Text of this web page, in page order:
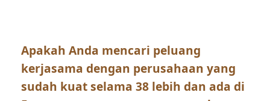
Apakah Anda mencari peluang
kerjasama dengan perusahaan yang
sudah kuat selama 38 lebih dan ada di